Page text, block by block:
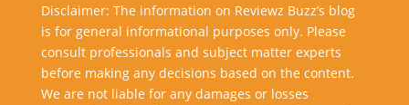
Disclaimer: The information on Reviewz Buzz’s blog
is for general informational purposes only. Please
consult professionals and subject matter experts
before making any decisions based on the content.
We are not liable for any damages or losses